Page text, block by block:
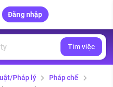
Đăng nhập
Tìm việc
Pháp lý
Pháp chế